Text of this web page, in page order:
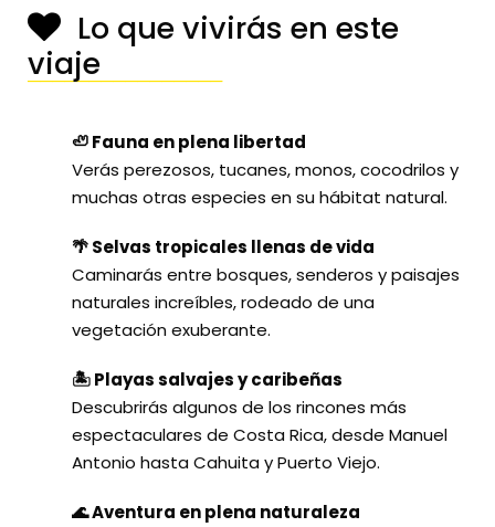
Lo que vivirás en este
viaje
────────────────
🦥 Fauna en plena libertad
Verás perezosos, tucanes, monos, cocodrilos y
muchas otras especies en su hábitat natural.
🌴 Selvas tropicales llenas de vida
Caminarás entre bosques, senderos y paisajes
naturales increíbles, rodeado de una
vegetación exuberante.
🏝️ Playas salvajes y caribeñas
Descubrirás algunos de los rincones más
espectaculares de Costa Rica, desde Manuel
Antonio hasta Cahuita y Puerto Viejo.
🌊 Aventura en plena naturaleza